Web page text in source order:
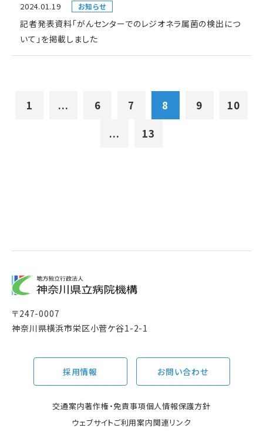
2024.01.19 お知らせ
記者発表資料「がんセンターでのレジオネラ属菌の検出につ
いて」を掲載しました
1 ... 6 7 8 9
10
...
13
〒247-0007
神奈川県横浜市栄区小菅ケ谷1-2-1
採用情報 お問い合わせ
交通案内著作権・免責事項個人情報保護方針
ウェブサイトご利用案内関連リンク